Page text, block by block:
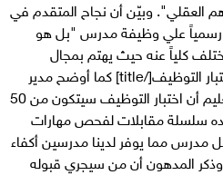
العقلي". وبيّن أن نجاح المتقدم في
رسمياً علي وظيفة مدرس "بل هو
كلياً عنه حيث يهتم بمجال
التخصص لكل متقدم". [title]اختبار التوظيف[/title] كما أوضح مدير
دائرة الإشراف بوزارة التربية والتعليم أن اختبار التوظيف سيتكون من 50
سلسلة مقابلات لفحص مهارات
مدرس مما يوفر لدينا مدرسين أكفاء
المدهون أن من سيجري قبوله